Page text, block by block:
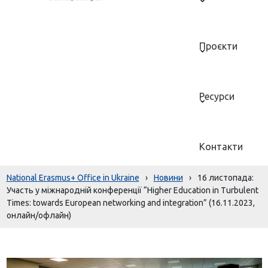
Проєкти
Ресурси
Контакти
National Erasmus+ Office in Ukraine › Новини ›
16 листопада:
Участь у міжнародній конференції “Higher Education in Turbulent
Times: towards European networking and integration” (16.11.2023,
онлайн/офлайн)